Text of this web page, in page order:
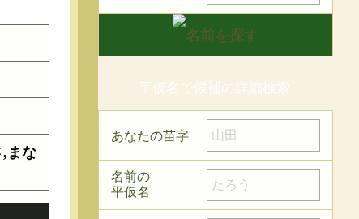
,まな
平仮名で候補の詳細検索
あなたの苗字
名前の
平仮名